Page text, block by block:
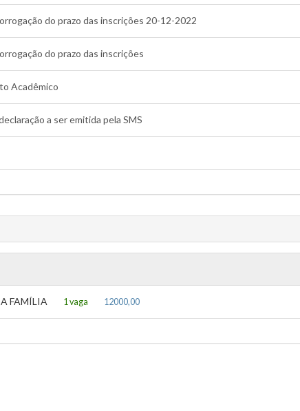
do prazo das inscrições 20-12-2022
do prazo das inscrições
Acadêmico
a ser emitida pela SMS
FAMÍLIA 1 vaga 12000,00